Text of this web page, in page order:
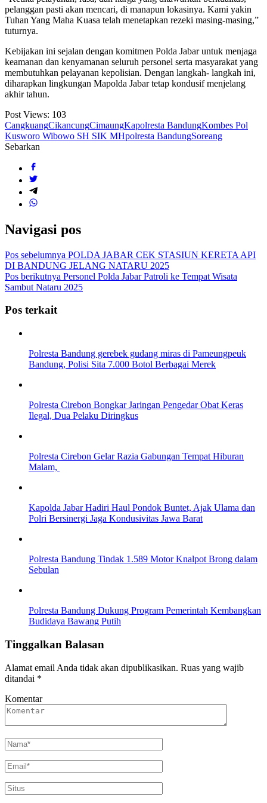
pelanggan pasti akan mencari, di manapun lokasinya. Kami yakin
Tuhan Yang Maha Kuasa telah menetapkan rezeki masing-masing,”
tuturnya.
Kebijakan ini sejalan dengan komitmen Polda Jabar untuk menjaga
keamanan dan kenyamanan seluruh personel serta masyarakat yang
membutuhkan pelayanan kepolisian. Dengan langkah- langkah ini,
diharapkan lingkungan Mapolda Jabar tetap kondusif menjelang
akhir tahun.
Post Views: 103
CangkuangCikancungCimaungKapolresta BandungKombes Pol
Kusworo Wibowo SH SIK MHpolresta BandungSoreang
Sebarkan
Navigasi pos
Pos sebelumnya POLDA JABAR CEK STASIUN KERETA API
DI BANDUNG JELANG NATARU 2025
Pos berikutnya Personel Polda Jabar Patroli ke Tempat Wisata
Sambut Nataru 2025
Pos terkait
Polresta Bandung gerebek gudang miras di Pameungpeuk
Bandung, Polisi Sita 7.000 Botol Berbagai Merek
Polresta Cirebon Bongkar Jaringan Pengedar Obat Keras
Ilegal, Dua Pelaku Diringkus
Polresta Cirebon Gelar Razia Gabungan Tempat Hiburan
Malam,
Kapolda Jabar Hadiri Haul Pondok Buntet, Ajak Ulama dan
Polri Bersinergi Jaga Kondusivitas Jawa Barat
Polresta Bandung Tindak 1.589 Motor Knalpot Brong dalam
Sebulan
Polresta Bandung Dukung Program Pemerintah Kembangkan
Budidaya Bawang Putih
Tinggalkan Balasan
Alamat email Anda tidak akan dipublikasikan. Ruas yang wajib
ditandai *
Komentar